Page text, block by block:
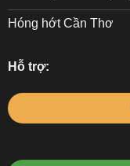
Hóng hớt Cần Thơ
Hỗ trợ: